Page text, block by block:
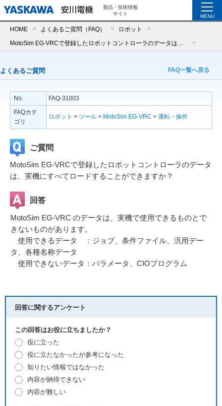
製品・技術情報
サイト
MENU
HOME よくあるご質問（FAQ） ロボット
よくあるご質問 FAQ一覧へ戻る
No.
FAQ-31003
FAQカテ
ゴリ
ロボット > ツール > MotoSim EG-VRC > 運転・操作
ご質問
MotoSim EG-VRCで登録したロボットコントローラのデータ
は、実機にすべてロードすることができますか？
回答
MotoSim EG-VRC のデータは、実機で使用できるものとで
きないものがあります。
使用できるデータ ：ジョブ、条件ファイル、汎用デー
タ、各種名称データ
使用できないデータ：パラメータ、CIOプログラム
回答に関するアンケート
この回答はお役に立ちましたか？
役に立った
役に立たなかったが参考になった
知りたい情報ではなかった
内容が納得できない
内容が難しい